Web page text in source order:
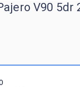
V90 5dr